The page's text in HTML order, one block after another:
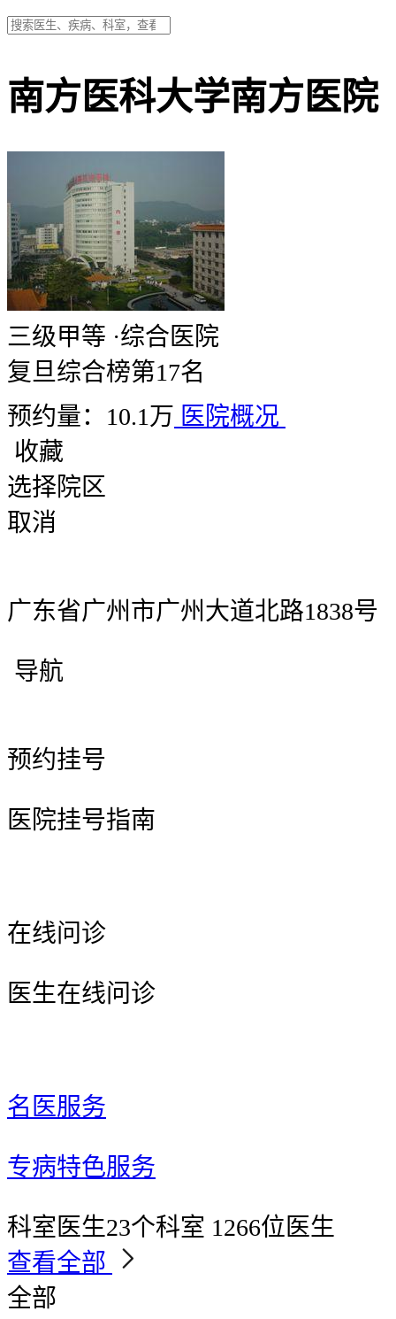
南方医科大学南方医院
三级甲等 ·综合医院
复旦综合榜第17名
预约量：10.1万 医院概况
收藏
选择院区
取消
广东省广州市广州大道北路1838号
导航
预约挂号
医院挂号指南
在线问诊
医生在线问诊
名医服务
专病特色服务
科室医生23个科室 1266位医生
查看全部
全部